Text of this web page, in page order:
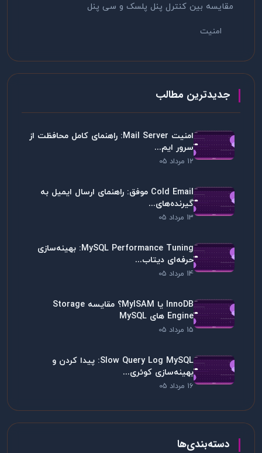
مقایسه بین کنترل پنل پلسک و سی پنل
امنیت
جدیدترین مطالب
امنیت Mail Server: راهنمای کامل محافظت از
سرور ایم...
12 مرداد 05
Cold Email موفق: راهنمای ارسال ایمیل به
گیرنده‌های...
13 مرداد 05
MySQL Performance Tuning: بهینه‌سازی
حرفه‌ای دیتاب...
14 مرداد 05
InnoDB یا MyISAM؟ مقایسه Storage
Engine های MySQL
15 مرداد 05
Slow Query Log MySQL: پیدا کردن و
بهینه‌سازی کوئری...
16 مرداد 05
دسته‌بندی‌ها